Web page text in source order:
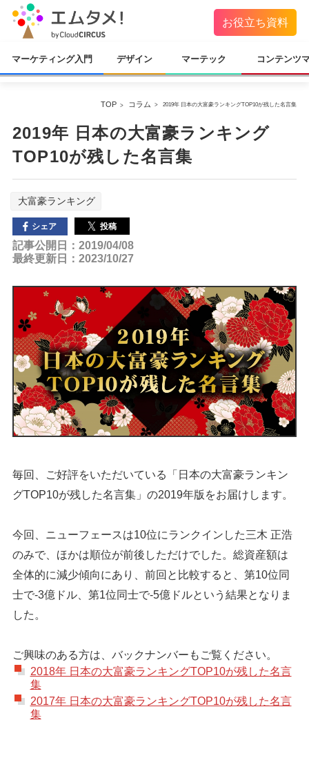
お役立ち資料
マーケティング入門 デザイン マーテック コンテンツ
TOP コラム 2019年 日本の大富豪ランキングTOP10が残した名言集
2019年 日本の大富豪ランキング
TOP10が残した名言集
大富豪ランキング
シェア 投稿
記事公開日：2019/04/08
最終更新日：2023/10/27
毎回、ご好評をいただいている「日本の大富豪ランキン
グTOP10が残した名言集」の2019年版をお届けします。
今回、ニューフェースは10位にランクインした三木 正浩
のみで、ほかは順位が前後しただけでした。総資産額は
全体的に減少傾向にあり、前回と比較すると、第10位同
士で-3億ドル、第1位同士で-5億ドルという結果となりま
した。
ご興味のある方は、バックナンバーもご覧ください。
2018年 日本の大富豪ランキングTOP10が残した名言
集
2017年 日本の大富豪ランキングTOP10が残した名言
集